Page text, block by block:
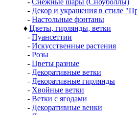
- Снежные шары (Сноуболлы)
- Декор и украшения в стиле
- Настольные фонтаны
♦ Цветы, гирлянды, ветки
- Пуансеттии
- Искусственные растения
- Розы
- Цветы разные
- Декоративные ветки
- Декоративные гирлянды
- Хвойные ветки
- Ветки с ягодами
- Декоративные венки